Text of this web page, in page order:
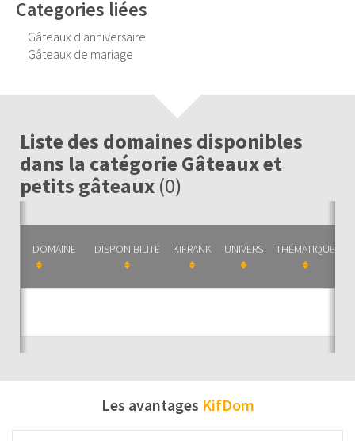
Categories liées
Gâteaux d'anniversaire
Gâteaux de mariage
Liste des domaines disponibles
dans la catégorie Gâteaux et
petits gâteaux (0)
DOMAINE DISPONIBILITÉ KIFRANK UNIVERS THÉMATIQUE
Les avantages KifDom